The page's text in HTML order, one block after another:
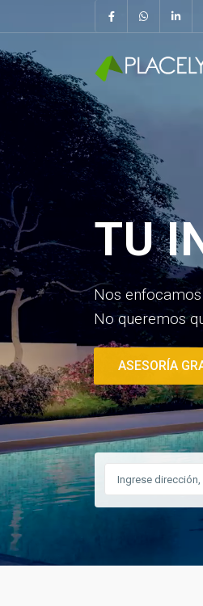
ASESORÍA
TU
Nos
No queremos